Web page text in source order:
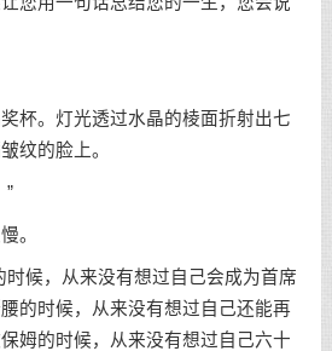
杯。灯光透过水晶的棱面折射出七
纹的脸上。
”
。
时候，从来没有想过自己会成为首席
的时候，从来没有想过自己还能再
姆的时候，从来没有想过自己六十